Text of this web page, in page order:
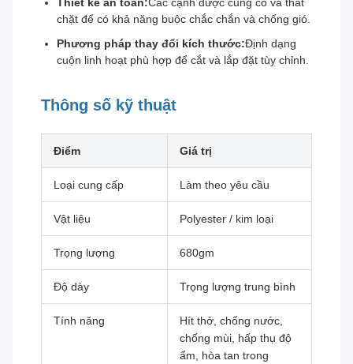
Thiết kế an toàn:Các cạnh được củng cố và thắt
chặt để có khả năng buộc chắc chắn và chống gió.
Phương pháp thay đổi kích thước:Định dạng
cuộn linh hoạt phù hợp để cắt và lắp đặt tùy chỉnh.
Thông số kỹ thuật
Điểm Giá trị
Loại cung cấp Làm theo yêu cầu
Vật liệu Polyester / kim loại
Trọng lượng 680gm
Độ dày Trọng lượng trung bình
Tính năng
Hít thở, chống nước,
chống mùi, hấp thụ độ
ẩm, hòa tan trong